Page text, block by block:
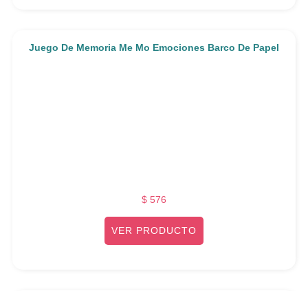
Juego De Memoria Me Mo Emociones Barco De Papel
$ 576
VER PRODUCTO